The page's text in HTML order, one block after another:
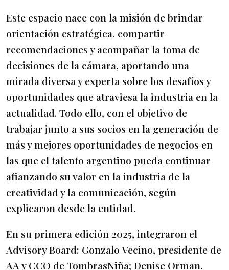
Este espacio nace con la misión de brindar
orientación estratégica, compartir
recomendaciones y acompañar la toma de
decisiones de la cámara, aportando una
mirada diversa y experta sobre los desafíos y
oportunidades que atraviesa la industria en la
actualidad. Todo ello, con el objetivo de
trabajar junto a sus socios en la generación de
más y mejores oportunidades de negocios en
las que el talento argentino pueda continuar
afianzando su valor en la industria de la
creatividad y la comunicación, según
explicaron desde la entidad.
En su primera edición 2025, integraron el
Advisory Board: Gonzalo Vecino, presidente de
AA y CCO de TombrasNiña; Denise Orman,